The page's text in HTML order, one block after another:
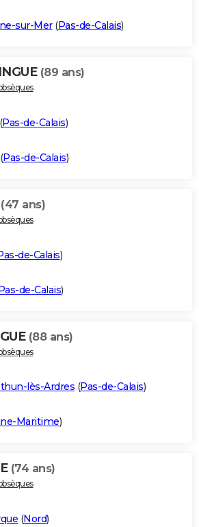
sur-Mer(Pas-de-Calais)
(89 ans)
Pas-de-Calais)
Pas-de-Calais)
(47 ans)
de-Calais)
de-Calais)
(88 ans)
lès-Ardres (Pas-de-Calais)
Maritime)
(74 ans)
(Nord)